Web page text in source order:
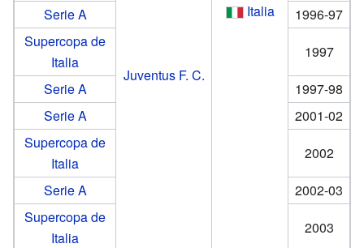
Italia
Juventus F. C.
Serie A
1996-97
Supercopa de
Italia
1997
Serie A
1997-98
Serie A
2001-02
Supercopa de
Italia
2002
Serie A
2002-03
Supercopa de
Italia
2003